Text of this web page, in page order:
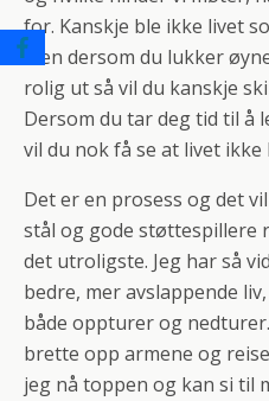
for. Kanskje ble ikke livet
men dersom du lukker
rolig ut så vil du kanskje
Dersom du tar deg tid til å
vil du nok få se at livet ikke
Det er en prosess og det
stål og gode støttespillere
det utroligste. Jeg har så
bedre, mer avslappende
både oppturer og
brette opp armene og
jeg nå toppen og kan si til